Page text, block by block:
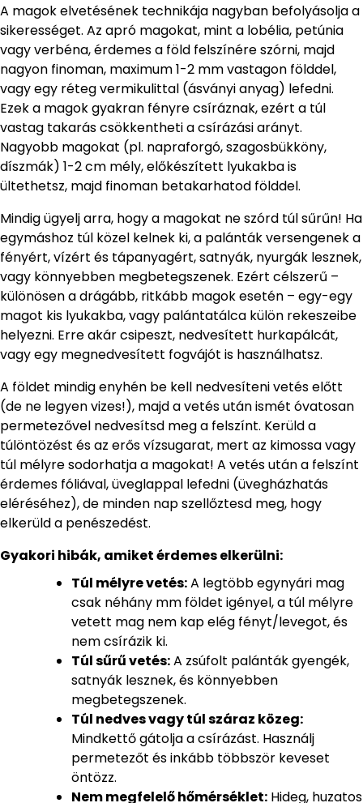
A magok elvetésének technikája nagyban befolyásolja a
sikerességet. Az apró magokat, mint a lobélia, petúnia
vagy verbéna, érdemes a föld felszínére szórni, majd
nagyon finoman, maximum 1-2 mm vastagon földdel,
vagy egy réteg vermikulittal (ásványi anyag) lefedni.
Ezek a magok gyakran fényre csíráznak, ezért a túl
vastag takarás csökkentheti a csírázási arányt.
Nagyobb magokat (pl. napraforgó, szagosbükköny,
díszmák) 1-2 cm mély, előkészített lyukakba is
ültethetsz, majd finoman betakarhatod földdel.
Mindig ügyelj arra, hogy a magokat ne szórd túl sűrűn! Ha
egymáshoz túl közel kelnek ki, a palánták versengenek a
fényért, vízért és tápanyagért, satnyák, nyurgák lesznek,
vagy könnyebben megbetegszenek. Ezért célszerű –
különösen a drágább, ritkább magok esetén – egy-egy
magot kis lyukakba, vagy palántatálca külön rekeszeibe
helyezni. Erre akár csipeszt, nedvesített hurkapálcát,
vagy egy megnedvesített fogvájót is használhatsz.
A földet mindig enyhén be kell nedvesíteni vetés előtt
(de ne legyen vizes!), majd a vetés után ismét óvatosan
permetezővel nedvesítsd meg a felszínt. Kerüld a
túlöntözést és az erős vízsugarat, mert az kimossa vagy
túl mélyre sodorhatja a magokat! A vetés után a felszínt
érdemes fóliával, üveglappal lefedni (üvegházhatás
eléréséhez), de minden nap szellőztesd meg, hogy
elkerüld a penészedést.
Gyakori hibák, amiket érdemes elkerülni:
Túl mélyre vetés:A legtöbb egynyári mag
csak néhány mm földet igényel, a túl mélyre
vetett mag nem kap elég fényt/levegot, és
nem csírázik ki.
Túl sűrű vetés:A zsúfolt palánták gyengék,
satnyák lesznek, és könnyebben
megbetegszenek.
Túl nedves vagy túl száraz közeg:
Mindkettő gátolja a csírázást. Használj
permetezőt és inkább többször keveset
öntözz.
Nem megfelelő hőmérséklet: Hideg, huzatos